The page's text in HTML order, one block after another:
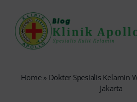
content
Home» Dokter Spesialis Kelamin
Jakarta